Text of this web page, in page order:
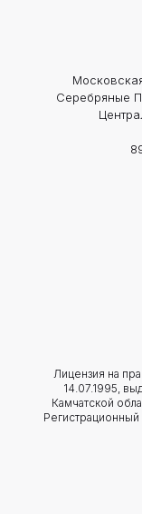
Серебряные
Лицензия на
14.07.1995,
Камчатской